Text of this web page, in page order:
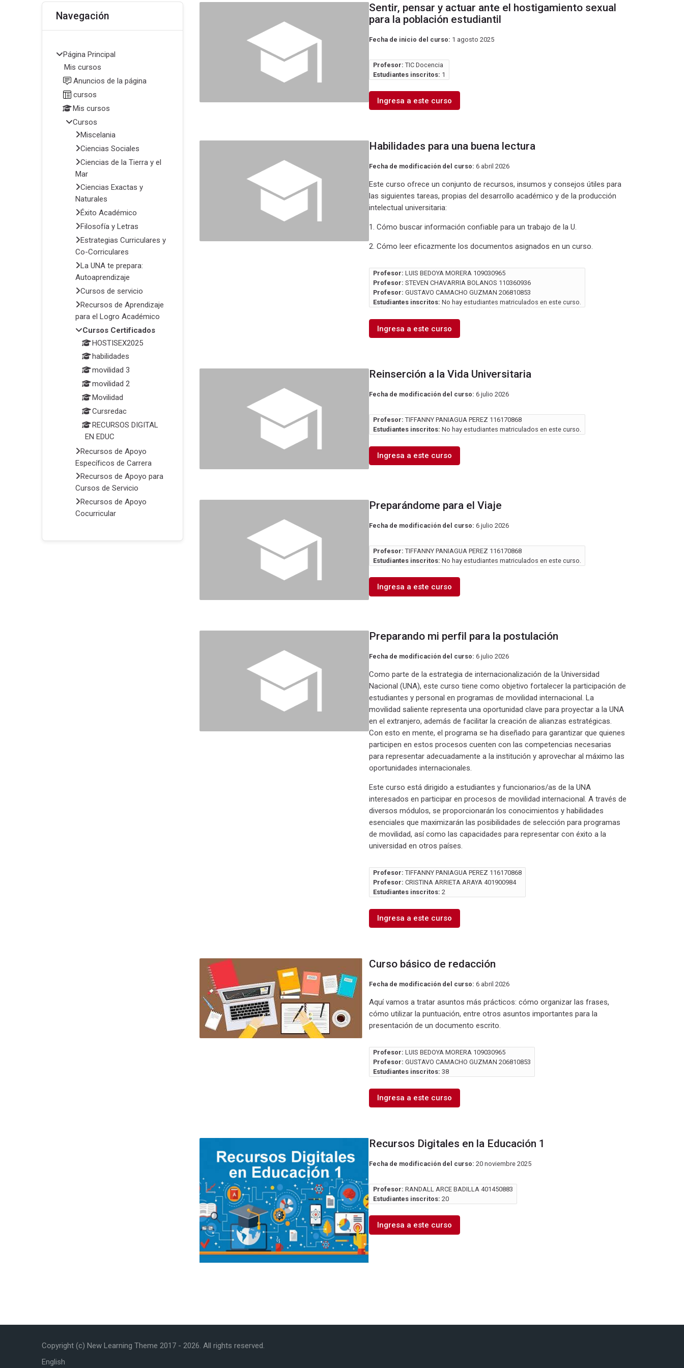
Sentir, pensar y actuar ante el hostigamiento sexual
para la población estudiantil
Fecha de inicio del curso: 1 agosto 2025
Profesor: TIC Docencia
Estudiantes inscritos: 1
Ingresa a este curso
Habilidades para una buena lectura
Fecha de modificación del curso: 6 abril 2026
Este curso ofrece un conjunto de recursos, insumos y consejos útiles para
las siguientes tareas, propias del desarrollo académico y de la producción
intelectual universitaria:
1. Cómo buscar información confiable para un trabajo de la U.
2. Cómo leer eficazmente los documentos asignados en un curso.
Profesor: LUIS BEDOYA MORERA 109030965
Profesor: STEVEN CHAVARRIA BOLANOS 110360936
Profesor: GUSTAVO CAMACHO GUZMAN 206810853
Estudiantes inscritos: No hay estudiantes matriculados en este curso.
Ingresa a este curso
Reinserción a la Vida Universitaria
Fecha de modificación del curso: 6 julio 2026
Profesor: TIFFANNY PANIAGUA PEREZ 116170868
Estudiantes inscritos: No hay estudiantes matriculados en este curso.
Ingresa a este curso
Preparándome para el Viaje
Fecha de modificación del curso: 6 julio 2026
Profesor: TIFFANNY PANIAGUA PEREZ 116170868
Estudiantes inscritos: No hay estudiantes matriculados en este curso.
Ingresa a este curso
Preparando mi perfil para la postulación
Fecha de modificación del curso: 6 julio 2026
Como parte de la estrategia de internacionalización de la Universidad
Nacional (UNA), este curso tiene como objetivo fortalecer la participación de
estudiantes y personal en programas de movilidad internacional. La
movilidad saliente representa una oportunidad clave para proyectar a la UNA
en el extranjero, además de facilitar la creación de alianzas estratégicas.
Con esto en mente, el programa se ha diseñado para garantizar que quienes
participen en estos procesos cuenten con las competencias necesarias
para representar adecuadamente a la institución y aprovechar al máximo las
oportunidades internacionales.
Este curso está dirigido a estudiantes y funcionarios/as de la UNA
interesados en participar en procesos de movilidad internacional. A través de
diversos módulos, se proporcionarán los conocimientos y habilidades
esenciales que maximizarán las posibilidades de selección para programas
de movilidad, así como las capacidades para representar con éxito a la
universidad en otros países.
Profesor: TIFFANNY PANIAGUA PEREZ 116170868
Profesor: CRISTINA ARRIETA ARAYA 401900984
Estudiantes inscritos: 2
Ingresa a este curso
Curso básico de redacción
Fecha de modificación del curso: 6 abril 2026
Aquí vamos a tratar asuntos más prácticos: cómo organizar las frases,
cómo utilizar la puntuación, entre otros asuntos importantes para la
presentación de un documento escrito.
Profesor: LUIS BEDOYA MORERA 109030965
Profesor: GUSTAVO CAMACHO GUZMAN 206810853
Estudiantes inscritos: 38
Ingresa a este curso
Recursos Digitales en la Educación 1
Fecha de modificación del curso: 20 noviembre 2025
Profesor: RANDALL ARCE BADILLA 401450883
Estudiantes inscritos: 20
Ingresa a este curso
Bloques
Navegación
Página Principal
Mis cursos
Anuncios de la página
cursos
Mis cursos
Cursos
Miscelania
Ciencias Sociales
Ciencias de la Tierra y el
Mar
Ciencias Exactas y
Naturales
Éxito Académico
Filosofía y Letras
Estrategias Curriculares y
Co-Corriculares
La UNA te prepara:
Autoaprendizaje
Cursos de servicio
Recursos de Aprendizaje
para el Logro Académico
Cursos Certificados
HOSTISEX2025
habilidades
movilidad 3
movilidad 2
Movilidad
Cursredac
RECURSOS DIGITAL
EN EDUC
Recursos de Apoyo
Específicos de Carrera
Recursos de Apoyo para
Cursos de Servicio
Recursos de Apoyo
Cocurricular
Copyright (c) New Learning Theme 2017 - 2026. All rights reserved.
English